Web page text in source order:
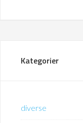
Kategorier
diverse